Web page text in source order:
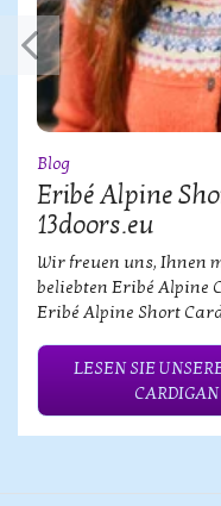
Blog
Eribé Alpine
13doors.eu
Wir freuen uns, Ihnen
beliebten Eribé Alpine
Eribé Alpine Short
LESEN SIE